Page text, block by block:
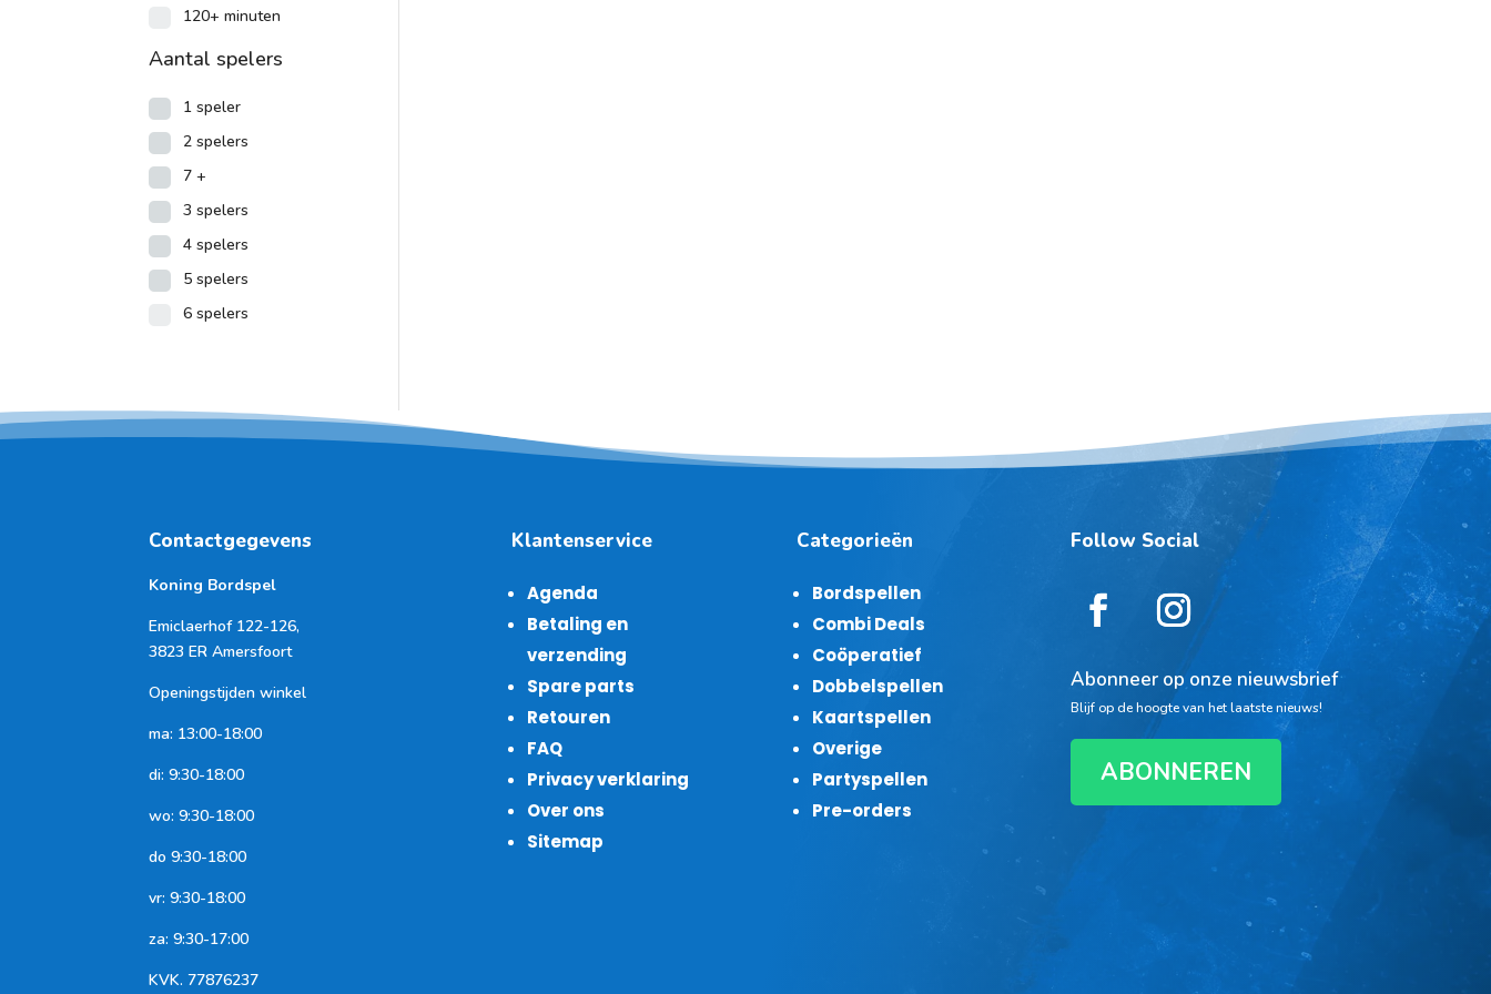
120+ minuten
Aantal spelers
1 speler
2 spelers
7 +
3 spelers
4 spelers
5 spelers
6 spelers
Contactgegevens
Koning Bordspel
Emiclaerhof 122-126,
3823 ER Amersfoort
Openingstijden winkel
ma: 13:00-18:00
di: 9:30-18:00
wo: 9:30-18:00
do 9:30-18:00
vr: 9:30-18:00
za: 9:30-17:00
KVK. 77876237
Klantenservice
Agenda
Betaling en
verzending
Spare parts
Retouren
FAQ
Privacy verklaring
Over ons
Sitemap
Categorieën
Bordspellen
Combi Deals
Coöperatief
Dobbelspellen
Kaartspellen
Overige
Partyspellen
Pre-orders
Follow Social
Abonneer op onze nieuwsbrief
Blijf op de hoogte van het laatste nieuws!
ABONNEREN